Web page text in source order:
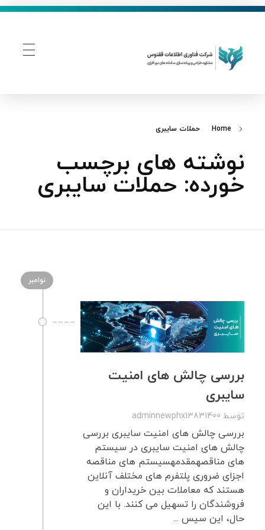
Home حملات سایبری
نوشته های برچسب
خورده: حملات سایبری
نوامبر
بررسی چالش های امنیت
سایبری
توسط adminnewphx13831400
بررسی چالش های امنیت سایبری بررسی
چالش های امنیت سایبری در سیستم
های مناقصهمقدمهسیستم های مناقصه
اجزای ضروری پلتفرم های مختلف آنلاین
هستند که معاملات بین خریداران و
فروشندگان را تسهیل می کنند. با این
حال، این سیس ...